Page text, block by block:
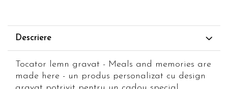
Descriere
Tocator lemn gravat - Meals and memories are
made here - un produs personalizat cu design